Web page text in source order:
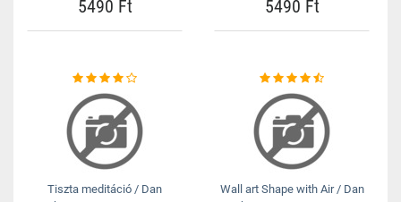
5490 Ft 5490 Ft
Tiszta meditáció / Dan
Wall art Shape with Air / Dan